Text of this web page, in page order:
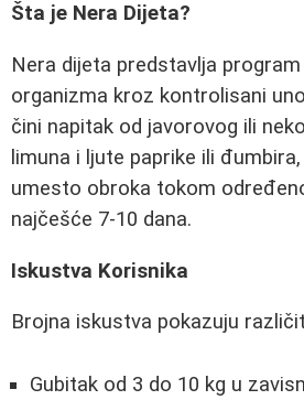
Šta je Nera Dijeta?
Nera dijeta predstavlja
organizma kroz kontrolisani
čini napitak od javorovog ili
limuna i ljute paprike ili
umesto obroka tokom
najčešće 7-10 dana.
Iskustva Korisnika
Brojna iskustva pokazuju
Gubitak od 3 do 10 kg u